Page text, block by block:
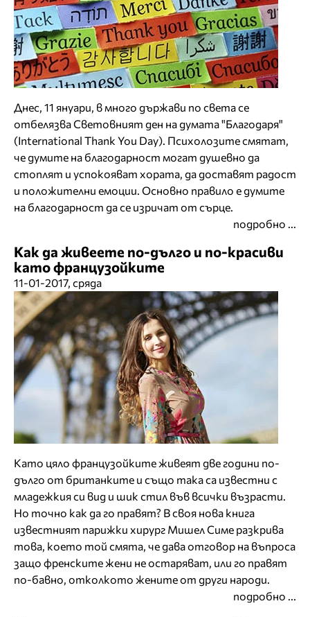
Днес, 11 януари, в много държави по света се
отбелязва Световният ден на думата "Благодаря"
(International Thank You Day). Психолозите смятат,
че думите на благодарност могат душевно да
стоплят и успокояват хората, да доставят радост
и положителни емоции. Основно правило е думите
на благодарност да се изричат от сърце.
подробно ...
Как да живеете по-дълго и по-красиви
като французойките
11-01-2017, сряда
Като цяло французойките живеят две години по-
дълго от британките и също така са известни с
младежкия си вид и шик стил във всички възрасти.
Но точно как да го правят? В своя нова книга
известният парижки хирург Мишел Симе разкрива
това, което той смята, че дава отговор на въпроса
защо френските жени не остаряват, или го правят
по-бавно, отколкото жените от други народи.
подробно ...